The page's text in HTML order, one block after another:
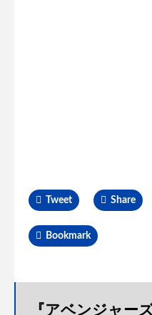
Tweet Share
Bookmark
『アベンジャー